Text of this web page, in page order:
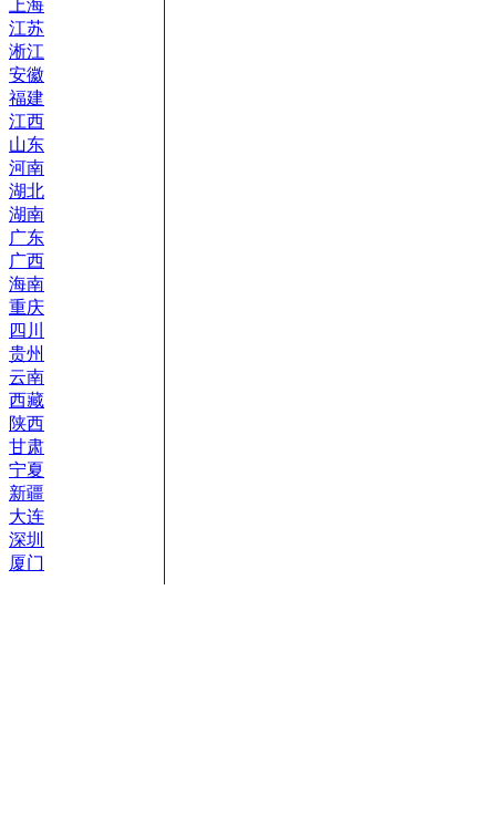
上海
江苏
淅江
安徽
福建
江西
山东
河南
湖北
湖南
广东
广西
海南
重庆
四川
贵州
云南
西藏
陕西
甘肃
宁夏
新疆
大连
深圳
厦门